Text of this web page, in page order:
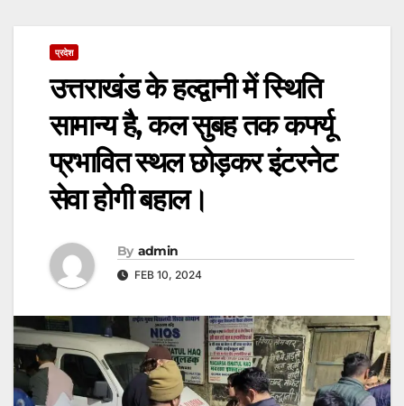
प्रदेश
उत्तराखंड के हल्द्वानी में स्थिति
सामान्य है, कल सुबह तक कर्फ्यू
प्रभावित स्थल छोड़कर इंटरनेट
सेवा होगी बहाल।
By admin
FEB 10, 2024